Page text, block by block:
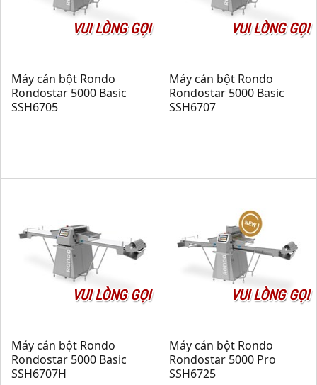
VUI LÒNG GỌI
Máy cán bột Rondo
Rondostar 5000 Basic
SSH6705
VUI LÒNG GỌI
Máy cán bột Rondo
Rondostar 5000 Basic
SSH6707
VUI LÒNG GỌI
Máy cán bột Rondo
Rondostar 5000 Basic
SSH6707H
VUI LÒNG GỌI
Máy cán bột Rondo
Rondostar 5000 Pro
SSH6725